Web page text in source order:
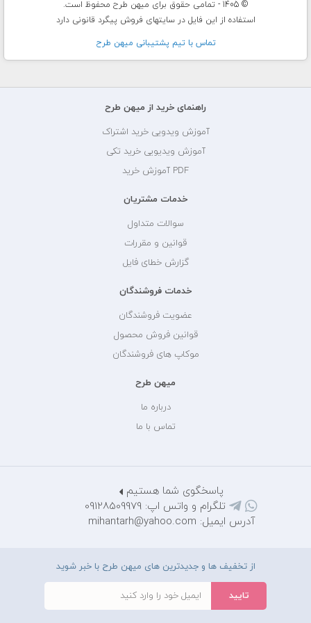
© 1405 - تمامی حقوق برای میهن طرح محفوظ است.
استفاده از این فایل در سایتهای فروش پیگرد قانونی دارد
تماس با تيم پشتيبانی ميهن طرح
راهنمای خرید از میهن طرح
آموزش ویدویی خرید اشتراک
آموزش ویدیویی خرید تکی
PDF آموزش خرید
خدمات مشتریان
سوالات متداول
قوانین و مقررات
گزارش خطای فایل
خدمات فروشندگان
عضویت فروشندگان
قوانین فروش محصول
موکاپ های فروشندگان
میهن طرح
درباره ما
تماس با ما
پاسخگوی شما هستیم
تلگرام و واتس اپ: 09128509979
آدرس ایمیل: mihantarh@yahoo.com
از تخفیف ها و جدیدترین های میهن طرح با خبر شوید